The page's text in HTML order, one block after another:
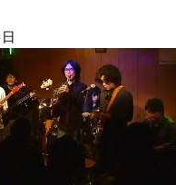
０日 マウンテ